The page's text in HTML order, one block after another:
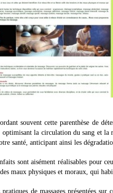
souvent cette parenthèse de
la circulation du sang et la
santé, anticipant ainsi les
sont aisément réalisables pour
maux physiques et moraux, qui
de massages présentées